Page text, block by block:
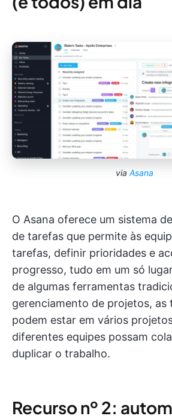
via Asana
O Asana oferece um sistema
de tarefas que permite às
tarefas, definir prioridades e
progresso, tudo em um só
de algumas ferramentas
gerenciamento de projetos, as
podem estar em vários
diferentes equipes possam
duplicar o trabalho.
Recurso nº 2: